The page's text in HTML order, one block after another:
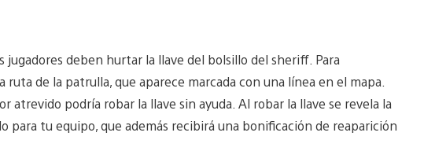
deben hurtar la llave del bolsillo del sheriff. Para
de la patrulla, que aparece marcada con una línea en el mapa.
atrevido podría robar la llave sin ayuda. Al robar la llave se revela la
para tu equipo, que además recibirá una bonificación de reaparición